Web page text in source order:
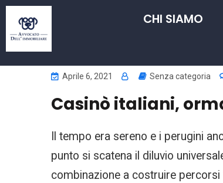
CHI SIAMO
Aprile 6, 2021 Senza categoria
Casinò italiani,
Il tempo era sereno e i perugini
punto si scatena il diluvio
combinazione a costruire percorsi